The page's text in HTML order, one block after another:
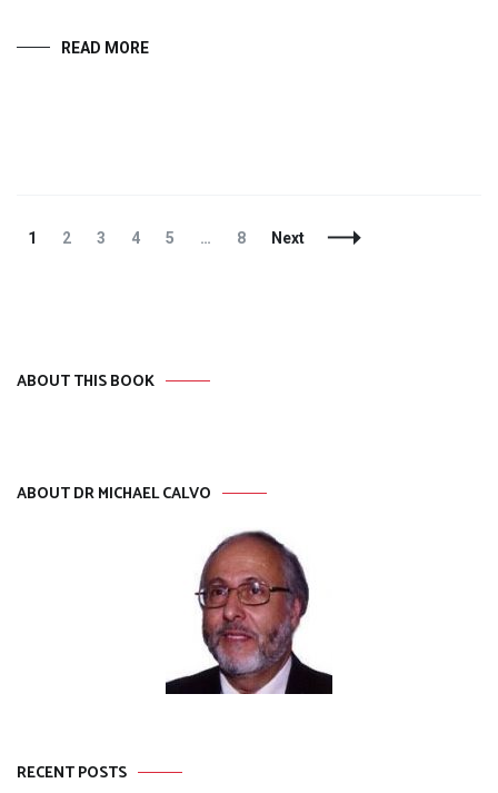
READ MORE
Posts
Page
1 Page
2 Page
3 Page
4 Page
5 … Page
8 Next
ABOUT THIS BOOK
ABOUT DR MICHAEL CALVO
RECENT POSTS